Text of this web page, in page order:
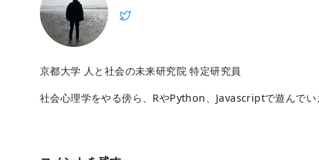
京都大学 人と社会の未来研究院 特定研究員
社会心理学をやる傍ら、RやPython、Javascriptで遊んでい